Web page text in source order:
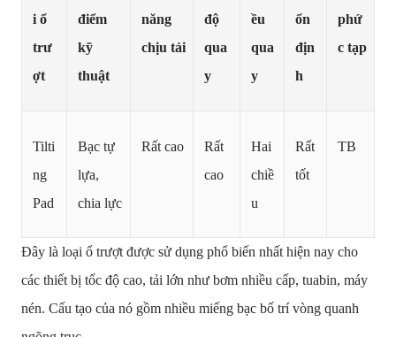
i ổ
trư
ợt
điểm
kỹ
thuật
năng
chịu tải
độ
qua
y
ều
qua
y
ổn
địn
h
phứ
c tạp
Tilti
ng
Pad
Bạc tự
lựa,
chia lực
Rất cao
Rất
cao
Hai
chiề
u
Rất
tốt
TB
Đây là loại ổ trượt được sử dụng phổ biến nhất hiện nay cho
các thiết bị tốc độ cao, tải lớn như bơm nhiều cấp, tuabin, máy
nén. Cấu tạo của nó gồm nhiều miếng bạc bố trí vòng quanh